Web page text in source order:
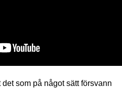
som på något sätt försvann